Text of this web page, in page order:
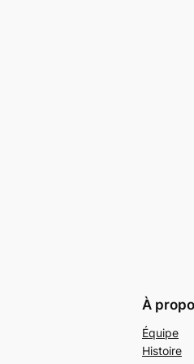
À
Équipe
Histoire